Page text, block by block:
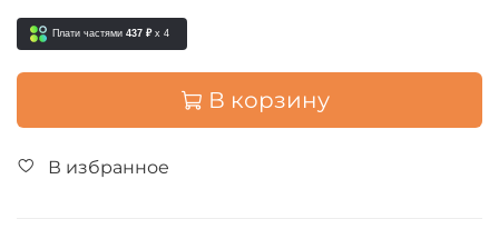
Плати частями 437 ₽ x 4
В корзину
В избранное